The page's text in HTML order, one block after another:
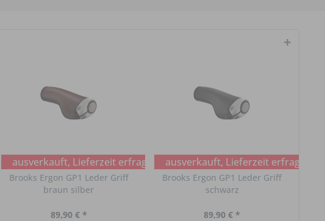
ausverkauft, Lieferzeit erfragen
Brooks Ergon GP1 Leder Griff
braun silber
89,90 € *
ausverkauft, Lieferzeit erfragen
Brooks Ergon GP1 Leder Griff
schwarz
89,90 € *